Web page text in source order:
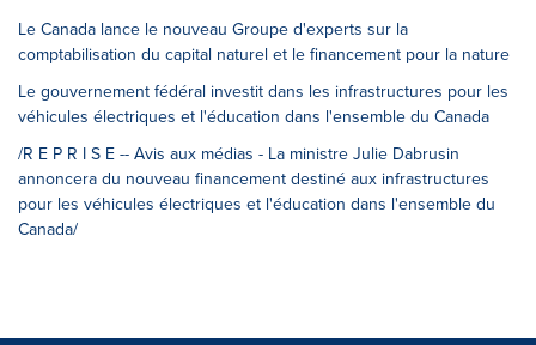
Le Canada lance le nouveau Groupe d'experts sur la
comptabilisation du capital naturel et le financement pour la nature
Le gouvernement fédéral investit dans les infrastructures pour les
véhicules électriques et l'éducation dans l'ensemble du Canada
/R E P R I S E -- Avis aux médias - La ministre Julie Dabrusin
annoncera du nouveau financement destiné aux infrastructures
pour les véhicules électriques et l'éducation dans l'ensemble du
Canada/